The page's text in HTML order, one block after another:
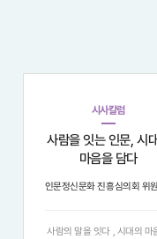
시사칼럼
사람을 잇는 인문, 시
마음을 담다
사람의 말을 잇다 , 시대의 마